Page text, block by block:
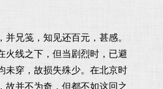
兄笺，知见还百元，甚感。
火线之下，但当剧烈时，已避
未穿，故损失殊少。在北京时
故并不为奇，但都不如这回之